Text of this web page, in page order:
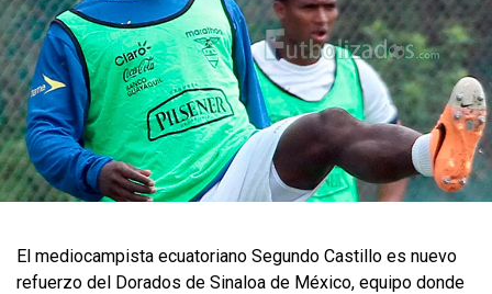
El mediocampista ecuatoriano Segundo Castillo es nuevo
refuerzo del Dorados de Sinaloa de México, equipo donde